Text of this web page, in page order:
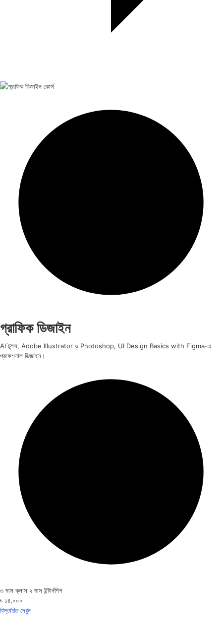
গ্রাফিক ডিজাইন
AI টুলস, Adobe Illustrator ও Photoshop, UI Design Basics with Figma-এ
প্রফেশনাল ডিজাইন।
৩ মাস ক্লাস ২ মাস ইন্টার্নশিপ
৳ ১৪,০০০
বিস্তারিত দেখুন